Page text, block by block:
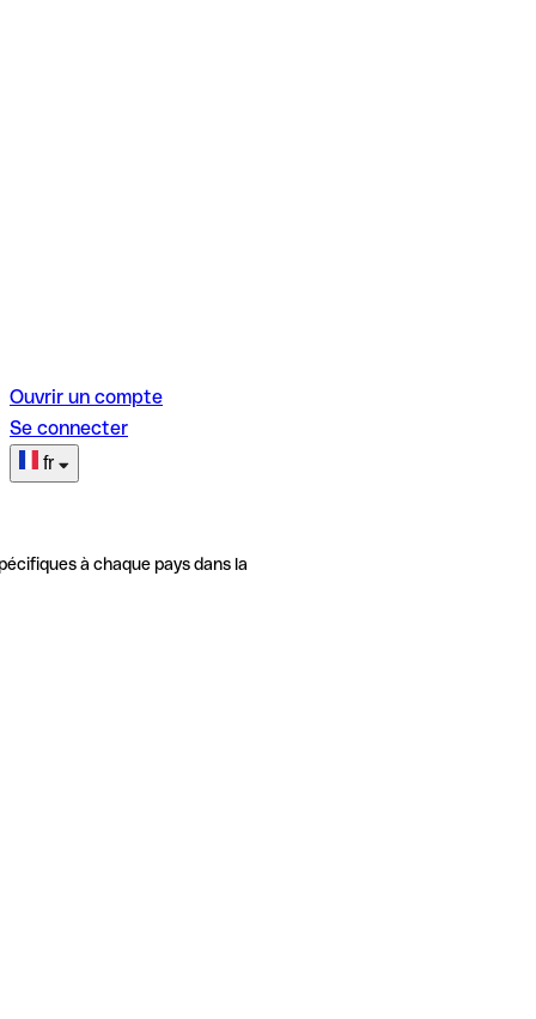
Ouvrir un compte
Se connecter
fr
à chaque pays dans la